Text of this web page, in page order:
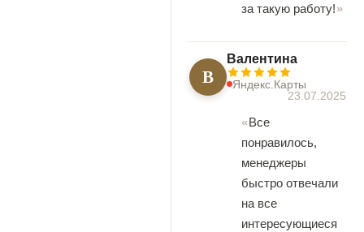
за такую работу!
В
Валентина
Яндекс.Карты
23.07.2025
Все
понравилось,
менеджеры
быстро отвечали
на все
интересующиеся